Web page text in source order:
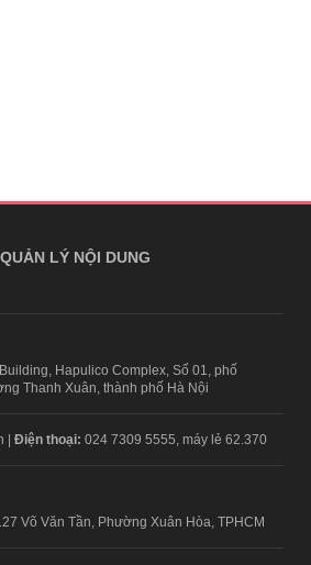
LÝ NỘI DUNG
Hapulico Complex, Số 01, phố
Thanh Xuân, thành phố Hà Nội
| Điện thoại: 024 7309 5555, máy lẻ 62.370
Võ Văn Tần, Phường Xuân Hòa, TPHCM